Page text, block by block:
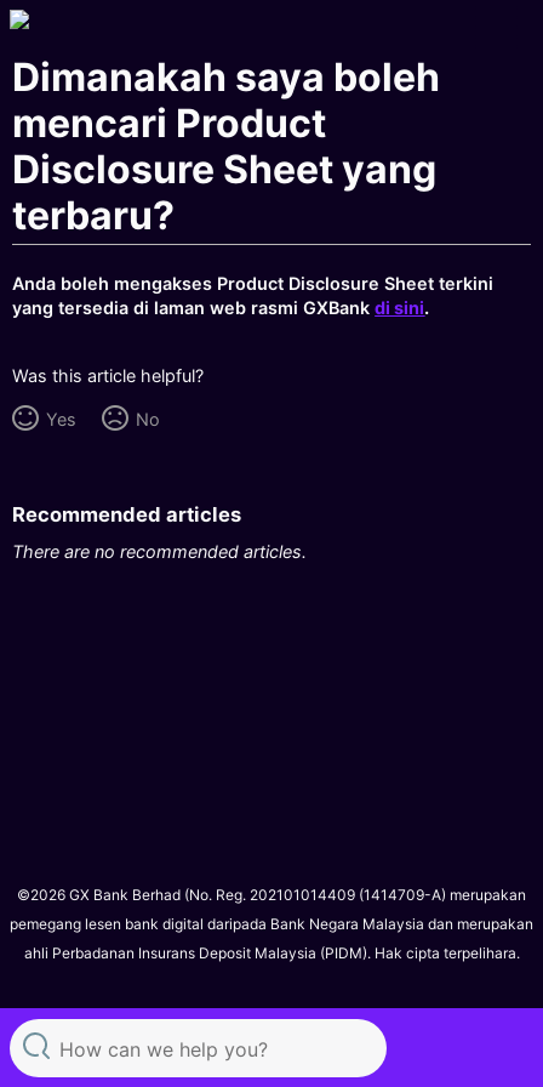
Dimanakah saya boleh
mencari Product
Disclosure Sheet yang
terbaru?
Anda boleh mengakses Product Disclosure Sheet terkini
yang tersedia di laman web rasmi GXBankdi sini.
Was this article helpful?
Yes No
Recommended articles
There are no recommended articles.
©2026 GX Bank Berhad (No. Reg. 202101014409 (1414709-A) merupakan
pemegang lesen bank digital daripada Bank Negara Malaysia dan merupakan
ahli Perbadanan Insurans Deposit Malaysia (PIDM). Hak cipta terpelihara.